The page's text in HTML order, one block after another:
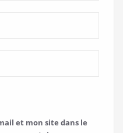
et mon site dans le